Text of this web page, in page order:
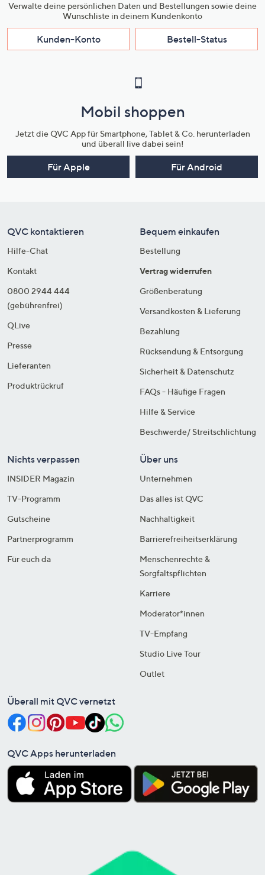
Verwalte deine persönlichen Daten und Bestellungen sowie deine
Wunschliste in deinem Kundenkonto
Kunden-Konto Bestell-Status
Mobil shoppen
Jetzt die QVC App für Smartphone, Tablet & Co. herunterladen
und überall live dabei sein!
Für Apple Für Android
QVC kontaktieren
Hilfe-Chat
Kontakt
0800 2944 444
(gebührenfrei)
QLive
Presse
Lieferanten
Produktrückruf
Bequem einkaufen
Bestellung
Vertrag widerrufen
Größenberatung
Versandkosten & Lieferung
Bezahlung
Rücksendung & Entsorgung
Sicherheit & Datenschutz
FAQs - Häufige Fragen
Hilfe & Service
Beschwerde/ Streitschlichtung
Nichts verpassen
INSIDER Magazin
TV-Programm
Gutscheine
Partnerprogramm
Für euch da
Über uns
Unternehmen
Das alles ist QVC
Nachhaltigkeit
Barrierefreiheitserklärung
Menschenrechte &
Sorgfaltspflichten
Karriere
Moderator*innen
TV-Empfang
Studio Live Tour
Outlet
Überall mit QVC vernetzt
QVC Apps herunterladen